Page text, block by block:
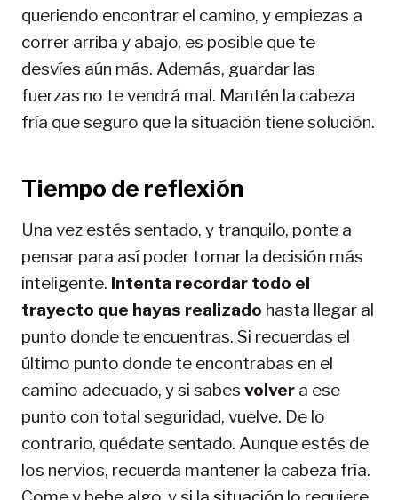
queriendo encontrar el camino, y empiezas a
correr arriba y abajo, es posible que te
desvíes aún más. Además, guardar las
fuerzas no te vendrá mal. Mantén la cabeza
fría que seguro que la situación tiene solución.
Tiempo de reflexión
Una vez estés sentado, y tranquilo, ponte a
pensar para así poder tomar la decisión más
inteligente. Intenta recordar todo el
trayecto que hayas realizado hasta llegar al
punto donde te encuentras. Si recuerdas el
último punto donde te encontrabas en el
camino adecuado, y si sabes volver a ese
punto con total seguridad, vuelve. De lo
contrario, quédate sentado. Aunque estés de
los nervios, recuerda mantener la cabeza fría.